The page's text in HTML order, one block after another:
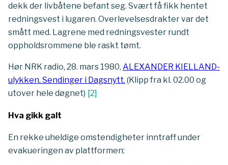
dekk der livbåtene befant seg. Svært få fikk hentet
redningsvest i lugaren. Overlevelsesdrakter var det
smått med. Lagrene med redningsvester rundt
oppholdsrommene ble raskt tømt.
Hør NRK radio, 28. mars 1980, ALEXANDER KIELLAND-
ulykken. Sendinger i Dagsnytt. (Klipp fra kl. 02.00 og
utover hele døgnet) [2]
Hva gikk galt
En rekke uheldige omstendigheter inntraff under
evakueringen av plattformen: